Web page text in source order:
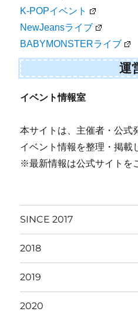
K-POPイベント
NewJeansライブ
BABYMONSTERライブ
運
イベント情報室
本サイトは、主催者・公式
イベント情報を整理・掲載
※最新情報は公式サイトを
SINCE 2017
2018
2019
2020